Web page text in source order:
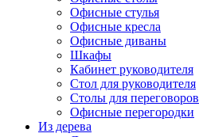
Офисные стулья
Офисные кресла
Офисные диваны
Шкафы
Кабинет руководителя
Стол для руководителя
Столы для переговоров
Офисные перегородки
Из дерева